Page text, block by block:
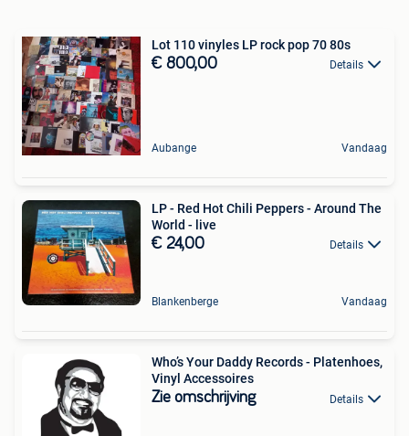
Lot 110 vinyles LP rock pop 70 80s
€ 800,00 Details
Aubange Vandaag
LP - Red Hot Chili Peppers - Around The
World - live
€ 24,00 Details
Blankenberge Vandaag
Who’s Your Daddy Records - Platenhoes,
Vinyl Accessoires
Zie omschrijving Details